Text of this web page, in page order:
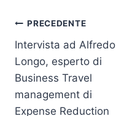
dI
n
b
o
o
k
Navigazione
articoli
PRECEDENTE
Intervista ad Alfredo
Longo, esperto di
Business Travel
management di
Expense Reduction